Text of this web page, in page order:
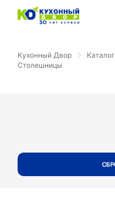
Кухонный Двор Каталог
Столешницы